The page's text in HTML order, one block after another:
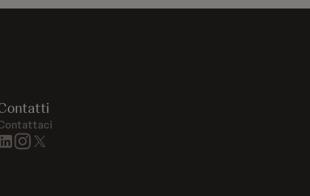
linkedininstagram